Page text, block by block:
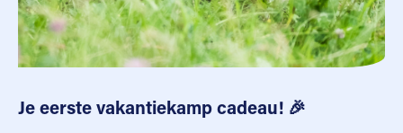
Je eerste vakantiekamp cadeau! 🎉